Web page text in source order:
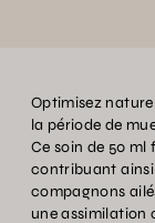
Optimisez
la période de
Ce soin de 50 ml
contribuant
compagnons
une